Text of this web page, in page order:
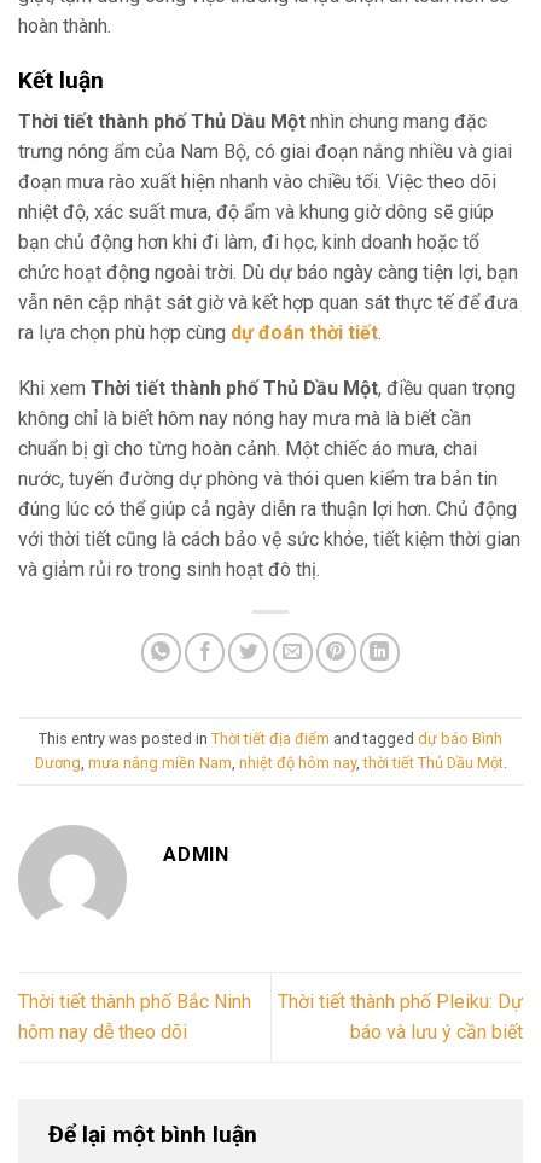
hoàn thành.
Kết luận
Thời tiết thành phố Thủ Dầu Một nhìn chung mang đặc
trưng nóng ẩm của Nam Bộ, có giai đoạn nắng nhiều và giai
đoạn mưa rào xuất hiện nhanh vào chiều tối. Việc theo dõi
nhiệt độ, xác suất mưa, độ ẩm và khung giờ dông sẽ giúp
bạn chủ động hơn khi đi làm, đi học, kinh doanh hoặc tổ
chức hoạt động ngoài trời. Dù dự báo ngày càng tiện lợi, bạn
vẫn nên cập nhật sát giờ và kết hợp quan sát thực tế để đưa
ra lựa chọn phù hợp cùng dự đoán thời tiết.
Khi xem Thời tiết thành phố Thủ Dầu Một, điều quan trọng
không chỉ là biết hôm nay nóng hay mưa mà là biết cần
chuẩn bị gì cho từng hoàn cảnh. Một chiếc áo mưa, chai
nước, tuyến đường dự phòng và thói quen kiểm tra bản tin
đúng lúc có thể giúp cả ngày diễn ra thuận lợi hơn. Chủ động
với thời tiết cũng là cách bảo vệ sức khỏe, tiết kiệm thời gian
và giảm rủi ro trong sinh hoạt đô thị.
This entry was posted in Thời tiết địa điểm and tagged dự báo Bình
Dương mưa nắng miền Nam nhiệt độ hôm nay,thời tiết Thủ Dầu Một.
ADMIN
Thời tiết thành phố Bắc Ninh
hôm nay dễ theo dõi
Thời tiết thành phố Pleiku: Dự
báo và lưu ý cần biết
Để lại một bình luận